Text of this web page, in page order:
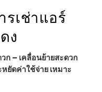
เช่าแอร์
ง
ก – เคลื่อนย้ายสะดวก
ยัดค่าใช้จ่าย เหมาะ